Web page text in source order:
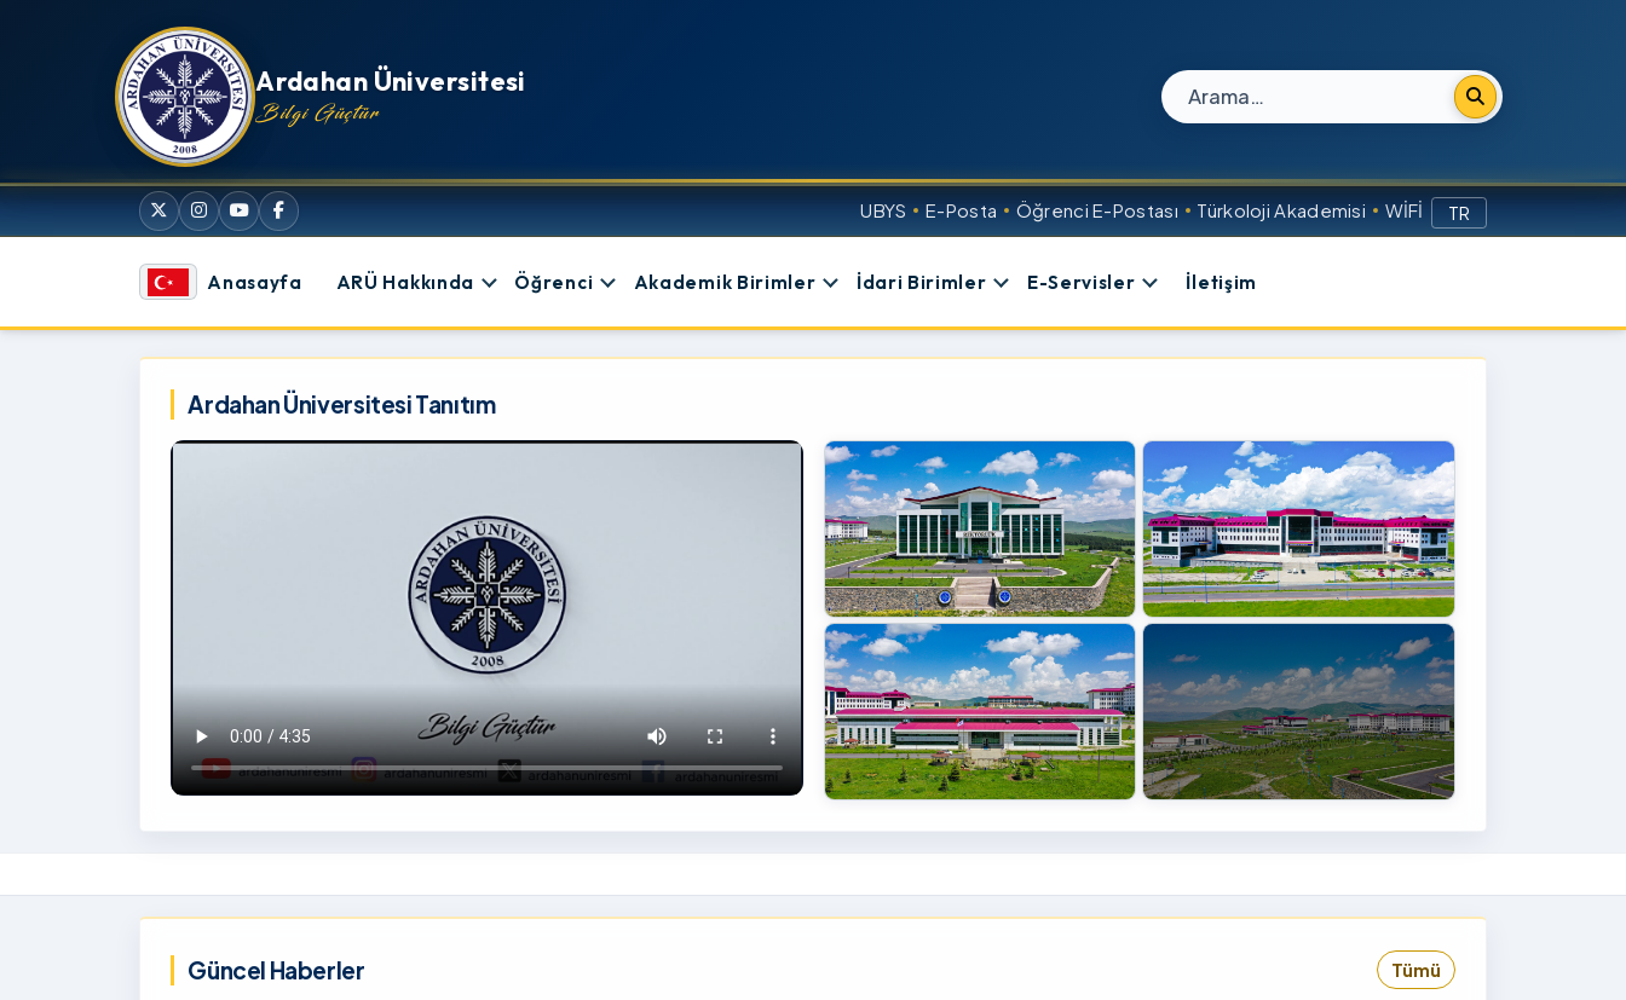
Ardahan Üniversitesi
Bilgi Güçtür Site içi arama
UBYS E-Posta Öğrenci E-Postası Türkoloji Akademisi WİFİ TR
Anasayfa ARÜ Hakkında Öğrenci Akademik Birimler İdari Birimler E-Servisler İletişim
Ardahan Üniversitesi
Ardahan Üniversitesi Tanıtım
İzlemek
Tıklayınız
Güncel Haberler Tümü